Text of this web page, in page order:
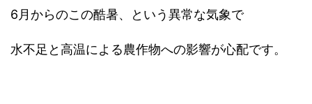
6月からのこの酷暑、という異常な気象で
水不足と高温による農作物への影響が心配です。